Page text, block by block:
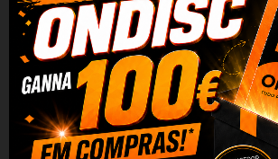
mostrador rotativo, que funciona
problemas e permite acesso
configurações.